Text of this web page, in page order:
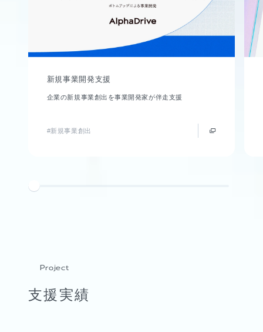
新規事業開発支援
企業の新規事業創出を事業開発家が伴走支援
#新規事業創出
Project
支援実績